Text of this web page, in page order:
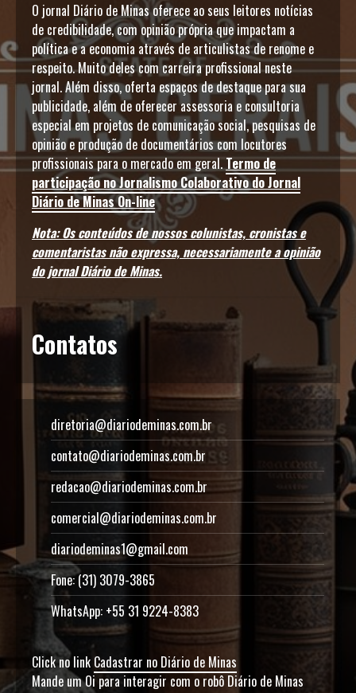
O jornal Diário de Minas oferece ao seus leitores notícias
de credibilidade, com opinião própria que impactam a
política e a economia através de articulistas de renome e
respeito. Muito deles com carreira profissional neste
jornal. Além disso, oferta espaços de destaque para sua
publicidade, além de oferecer assessoria e consultoria
especial em projetos de comunicação social, pesquisas de
opinião e produção de documentários com locutores
profissionais para o mercado em geral.Termo de
participação no Jornalismo Colaborativo do Jornal
Diário de Minas On-line
Nota: Os conteúdos de nossos colunistas, cronistas e
comentaristas não expressa, necessariamente a opinião
do jornal Diário de Minas.
Contatos
diretoria@diariodeminas.com.br
contato@diariodeminas.com.br
redacao@diariodeminas.com.br
comercial@diariodeminas.com.br
diariodeminas1@gmail.com
Fone: (31) 3079-3865
WhatsApp: +55 31 9224-8383
Click no link Cadastrar no Diário de Minas
Mande um Oi para interagir com o robô Diário de Minas